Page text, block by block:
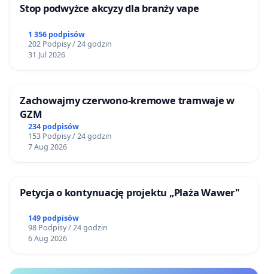
Stop podwyżce akcyzy dla branży vape
1 356 podpisów
202 Podpisy / 24 godzin
31 Jul 2026
Zachowajmy czerwono-kremowe tramwaje w
GZM
234 podpisów
153 Podpisy / 24 godzin
7 Aug 2026
Petycja o kontynuację projektu „Plaża Wawer"
149 podpisów
98 Podpisy / 24 godzin
6 Aug 2026